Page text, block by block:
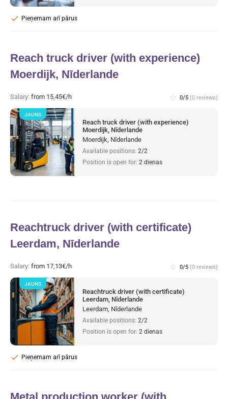
Pieņemam arī pārus
check
Reach truck driver (with experience)
Moerdijk, Nīderlande
Salary: from 15,45€/h star_border 0/5 (0 reviews)
Reach truck driver (with experience)
Moerdijk, Nīderlande
Moerdijk, Nīderlande
Available positions: 2/2
Position is open for: 2 dienas
JAUNS
Reachtruck driver (with certificate)
Leerdam, Nīderlande
Salary: from 17,13€/h star_border 0/5 (0 reviews)
Reachtruck driver (with certificate)
Leerdam, Nīderlande
Leerdam, Nīderlande
Available positions: 2/2
Position is open for: 2 dienas
Pieņemam arī pārus
check
JAUNS